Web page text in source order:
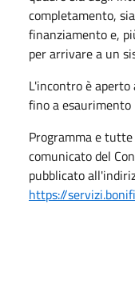
completamento,
finanziamento e,
per arrivare a un
L'incontro è aperto
fino a esaurimento
Programma e
comunicato del
pubblicato
https://